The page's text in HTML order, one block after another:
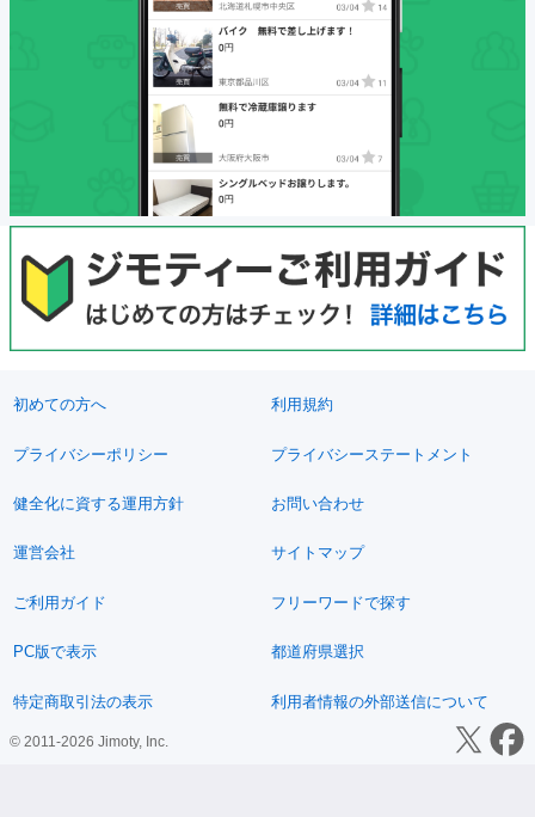
初めての方へ 利用規約
プライバシーポリシー プライバシーステートメント
健全化に資する運用方針 お問い合わせ
運営会社 サイトマップ
ご利用ガイド フリーワードで探す
PC版で表示 都道府県選択
特定商取引法の表示 利用者情報の外部送信について
© 2011-2026 Jimoty, Inc.